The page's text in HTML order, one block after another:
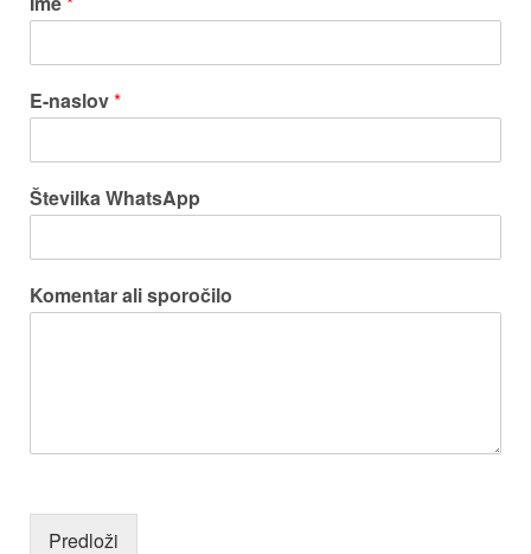
E-naslov*
Številka WhatsApp
Komentar ali sporočilo
Predloži